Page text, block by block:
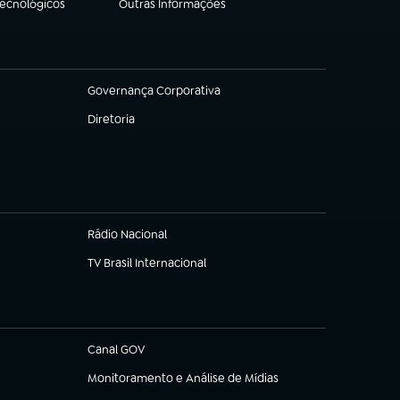
Outras Informações
(abre em nova aba)
Governança Corporativa
(abre em nova aba)
Diretoria
(abre em nova aba)
Rádio Nacional
TV Brasil Internacional
(abre em nova aba)
Canal GOV
(abre em nova aba)
Monitoramento e Análise de Mídias
(abre em nova aba)